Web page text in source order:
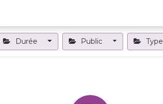
Durée Public Type